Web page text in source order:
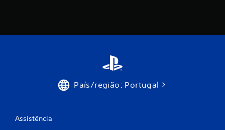
País/região: Portugal
Assistência